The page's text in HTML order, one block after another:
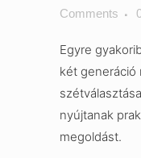
Comments
Egyre
két
nyújtanak
megoldást.